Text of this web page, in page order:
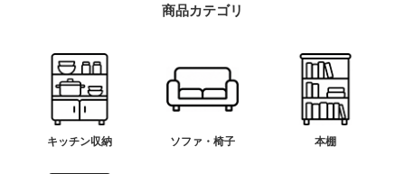
商品カテゴリ
キッチン収納 ソファ・椅子 本棚